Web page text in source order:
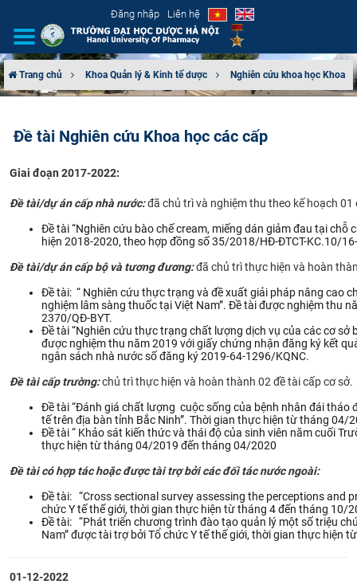
Đăng nhập Liên hệ
CƠ CẤU TỔ CHỨC
TUYỂN SINH
ĐÀO TẠO
ĐẢM BẢO CHẤT LƯỢNG
KHOA HỌC CÔNG NGHỆ
HTQT
CỰU NGƯỜI HỌC
Trang chủ Khoa Quản lý & Kinh tế dược Nghiên cứu khoa học Khoa
Đề tài Nghiên cứu Khoa học các cấp
Giai đoạn 2017-2022:
Đề tài/dự án cấp nhà nước:đã chủ trì và nghiệm thu theo kế hoạch
Đề tài “Nghiên cứu bào chế cream, miếng dán giảm đau tại
hiện 2018-2020, theo hợp đồng số 35/2018/HĐ-ĐTCT-KC.10/
Đề tài/dự án cấp bộ và tương đương:đã chủ trì thực hiện và hoàn
Đề tài: “ Nghiên cứu thực trạng và đề xuất giải pháp nâng cao
nghiệm lâm sàng thuốc tại Việt Nam”. Đề tài được nghiệm thu
2370/QĐ-BYT.
Đề tài “Nghiên cứu thực trạng chất lượng dịch vụ của các cơ sở
được nghiệm thu năm 2019 với giấy chứng nhận đăng ký kết
ngân sách nhà nước số đăng ký 2019-64-1296/KQNC.
Đề tài cấp trường:chủ trì thực hiện và hoàn thành 02 đề tài cấp cơ sở.
Đề tài “Đánh giá chất lượng cuộc sống của bệnh nhân đái tháo
tế trên địa bàn tỉnh Bắc Ninh”. Thời gian thực hiện từ tháng 04/
Đề tài “ Khảo sát kiến thức và thái độ của sinh viên năm cuối
thực hiện từ tháng 04/2019 đến tháng 04/2020
Đề tài có hợp tác hoặc được tài trợ bởi các đối tác nước ngoài:
Đề tài: “Cross sectional survey assessing the perceptions and
chức Y tế thế giới, thời gian thực hiện từ tháng 4 đến tháng 10/
Đề tài: “Phát triển chương trình đào tạo quản lý một số triệu
Nam” được tài trợ bởi Tổ chức Y tế thế giới, thời gian thực hiện
01-12-2022